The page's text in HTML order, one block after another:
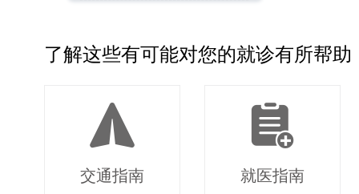
了解这些有可能对您的就诊有所帮助
交通指南 就医指南